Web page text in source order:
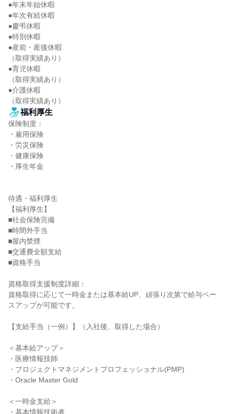
●年末年始休暇
●年次有給休暇
●慶弔休暇
●特別休暇
●産前・産後休暇
（取得実績あり）
●育児休暇
（取得実績あり）
●介護休暇
（取得実績あり）
福利厚生
保険制度：
・雇用保険
・労災保険
・健康保険
・厚生年金
待遇・福利厚生
【福利厚生】
■社会保険完備
■時間外手当
■屋内禁煙
■交通費全額支給
■資格手当
資格取得支援制度詳細：
資格取得に応じて一時金または基本給UP、頑張り次第で給与ベー
スアップが可能です。
【支給手当（一例）】（入社後、取得した場合）
＜基本給アップ＞
・医療情報技師
・プロジェクトマネジメントプロフェッショナル(PMP)
・Oracle Master Gold
＜一時金支給＞
・基本情報技術者